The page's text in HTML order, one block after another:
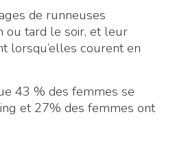
de runneuses
ou tard le soir, et leur
lorsqu’elles courent en
43 % des femmes se
et 27% des femmes ont